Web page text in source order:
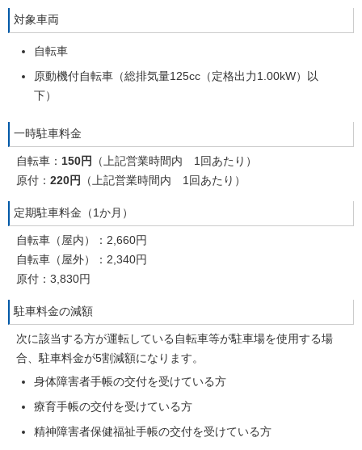
対象車両
自転車
原動機付自転車（総排気量125cc（定格出力1.00kW）以
下）
一時駐車料金
自転車： 150円
（上記営業時間内 1回あたり）
原付： 220円 （上記営業時間内 1回あたり）
定期駐車料金（1か月）
自転車（屋内）：2,660円
自転車（屋外）：2,340円
原付：3,830円
駐車料金の減額
次に該当する方が運転している自転車等が駐車場を使用する場
合、駐車料金が5割減額になります。
身体障害者手帳の交付を受けている方
療育手帳の交付を受けている方
精神障害者保健福祉手帳の交付を受けている方